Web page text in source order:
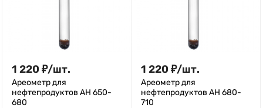
1 220 ₽/шт.
Ареометр для
нефтепродуктов АН 650-
680
1 220 ₽/шт.
Ареометр для
нефтепродуктов АН 680-
710